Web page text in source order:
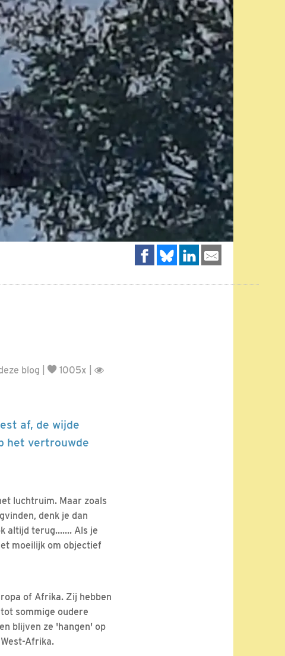
blog
1005x |
af, de wijde
het vertrouwde
luchtruim. Maar zoals
denk je dan
altijd terug....... Als je
moeilijk om objectief
of Afrika. Zij hebben
sommige oudere
blijven ze 'hangen' op
Afrika.